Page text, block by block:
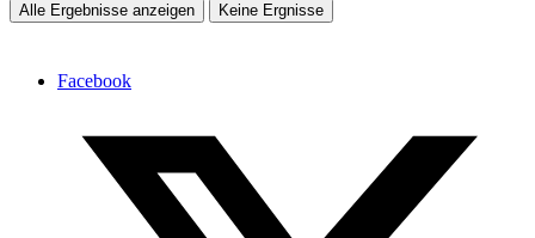
Alle Ergebnisse anzeigen Keine Ergnisse
Facebook